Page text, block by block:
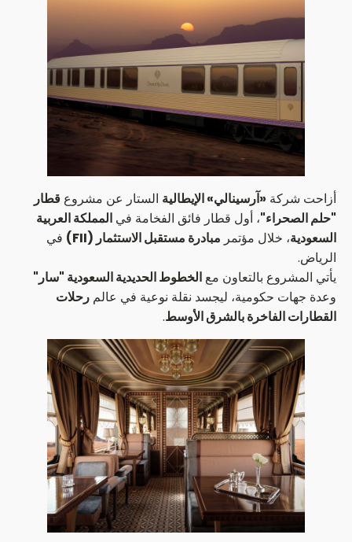
أزاحت شركة «آرسينالي» الإيطالية الستار عن مشروع قطار
"حلم الصحراء"، أول قطار فائق الفخامة في المملكة العربية
السعودية، خلال مؤتمر مبادرة مستقبل الاستثمار (FII)
في
الرياض.
يأتي المشروع بالتعاون مع الخطوط الحديدية السعودية "سار"
وعدة جهات حكومية، ليجسد نقلة نوعية في عالم رحلات
القطارات الفاخرة بالشرق الأوسط.